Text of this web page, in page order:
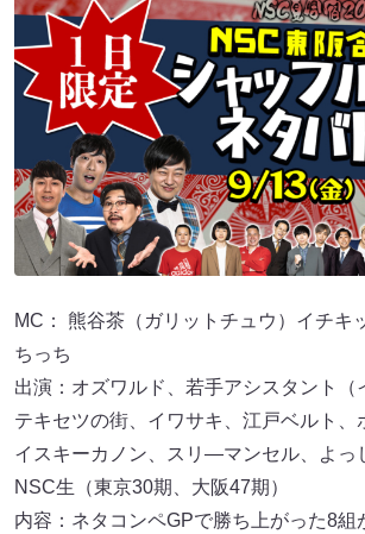
MC： 熊谷茶（ガリットチュウ）イチキ
ちっち
出演：オズワルド、若手アシスタント（
テキセツの街、イワサキ、江戸ベルト、
イスキーカノン、スリ―マンセル、よっ
NSC生（東京30期、大阪47期）
内容：ネタコンペGPで勝ち上がった8組